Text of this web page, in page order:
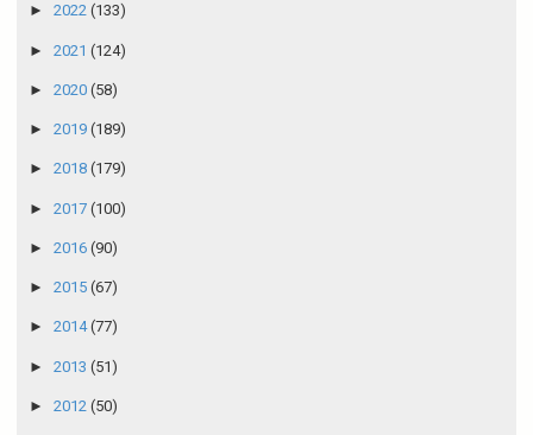
► 2022 (133)
► 2021 (124)
► 2020 (58)
► 2019 (189)
► 2018 (179)
► 2017 (100)
► 2016 (90)
► 2015 (67)
► 2014(77)
► 2013 (51)
► 2012 (50)